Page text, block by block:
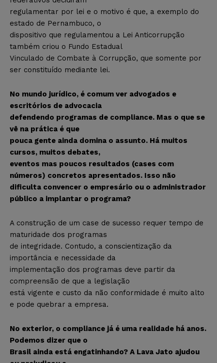
regulamentar por lei e o motivo é que, a exemplo do
estado de Pernambuco, o
dispositivo que regulamentou a Lei Anticorrupção
também criou o Fundo Estadual
Vinculado de Combate à Corrupção, que somente por
ser constituído mediante lei.
No mundo jurídico, é comum ver advogados e
escritórios de advocacia
defendendo programas de compliance. Mas o que se
vê na prática é que
pouca gente ainda domina o assunto. Há muitos
cursos, muitos debates,
eventos mas poucos resultados (cases com
números) concretos apresentados. Isso não
dificulta convencer o empresário ou o administrador
público a implantar o programa?
A construção de um case de sucesso requer tempo de
maturidade dos programas
de integridade. Contudo, a conscientização da
importância e necessidade da
implementação dos programas deve partir da
compreensão de que a legislação
está vigente e custo da não conformidade é muito alto
e pode quebrar a empresa.
No exterior, o compliance já é uma realidade há anos.
Podemos dizer que o
Brasil ainda está engatinhando? A Lava Jato ajudou